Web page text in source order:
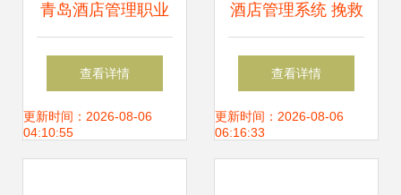
青岛酒店管理职业
技术学院2022年单
招、综招招收1500
查看详情
更新时间：2026-08-06
04:10:55
酒店管理系统 挽救
混乱世界的另一种
可能
查看详情
更新时间：2026-08-06
06:16:33